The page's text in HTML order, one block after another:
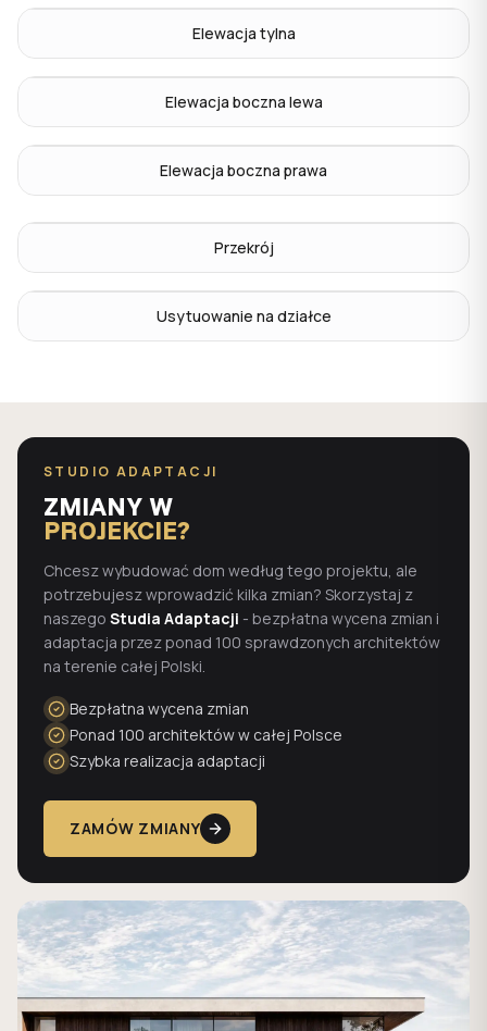
Elewacja tylna
Elewacja boczna lewa
Elewacja boczna prawa
Przekrój
Usytuowanie na działce
STUDIO ADAPTACJI
ZMIANY W
PROJEKCIE?
Chcesz wybudować dom według tego projektu, ale
potrzebujesz wprowadzić kilka zmian? Skorzystaj z
naszego Studia Adaptacji - bezpłatna wycena zmian i
adaptacja przez ponad 100 sprawdzonych architektów
na terenie całej Polski.
Bezpłatna wycena zmian
Ponad 100 architektów w całej Polsce
Szybka realizacja adaptacji
ZAMÓW ZMIANY